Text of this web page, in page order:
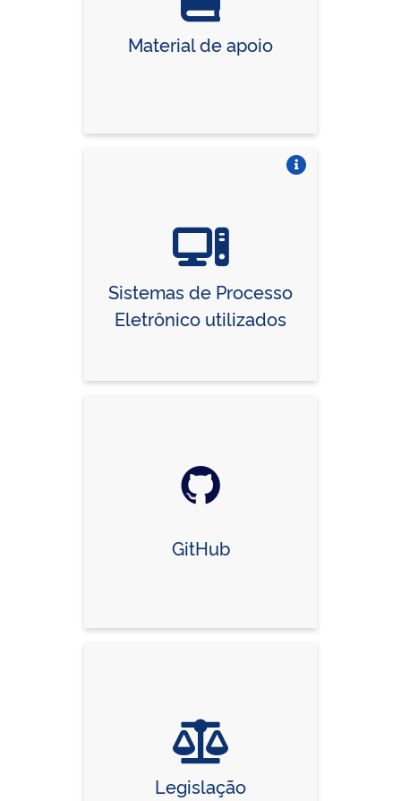
Material de apoio
Sistemas de Processo
Eletrônico utilizados
GitHub
Legislação